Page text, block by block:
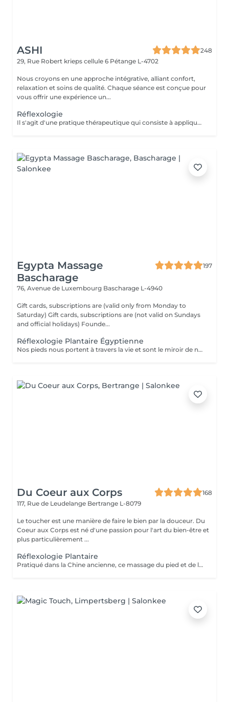
ASHI
248
29, Rue Robert krieps cellule 6 Pétange L-4702
Nous croyons en une approche intégrative, alliant confort,
relaxation et soins de qualité. Chaque séance est conçue pour
vous offrir une expérience un...
Réflexologie
Il s'agit d'une pratique thérapeutique qui consiste à appliquer une pression sur des points spécifiques des pieds. On pense que ces points correspondent à différents organes et systèmes du corps, favorisant la relaxation et soulageant les tensions.
Egypta Massage
Bascharage
197
76, Avenue de Luxembourg Bascharage L-4940
Gift cards, subscriptions are (valid only from Monday to
Saturday) Gift cards, subscriptions are (not valid on Sundays
and official holidays) Founde...
Réflexologie Plantaire Égyptienne
Nos pieds nous portent à travers la vie et sont le miroir de notre santé. Le massage égyptien de la réflexologie remonte à 2330 avant J.-C. selon des inscriptions qui ont été retrouvées montrant d'anciens égyptiens pratiquant ce type de traitement médical. Le massage des pieds soulage les tensions et favorise l'auto-guérison.
Du Coeur aux Corps
168
117, Rue de Leudelange Bertrange L-8079
Le toucher est une manière de faire le bien par la douceur. Du
Coeur aux Corps est né d'une passion pour l'art du bien-être et
plus particulièrement ...
Réflexologie Plantaire
Pratiqué dans la Chine ancienne, ce massage du pied et de la voûte plantaire utilise le processus d'auto-guérison. Il soulage, énergise et harmonise le corps par des pressions localisées sur les pieds. Un massage qui fait écho dans le corps entier.